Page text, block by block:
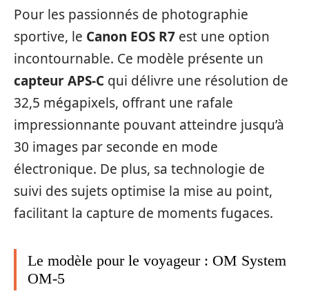
Pour les passionnés de photographie
sportive, le Canon EOS R7 est une option
incontournable. Ce modèle présente un
capteur APS-C qui délivre une résolution de
32,5 mégapixels, offrant une rafale
impressionnante pouvant atteindre jusqu’à
30 images par seconde en mode
électronique. De plus, sa technologie de
suivi des sujets optimise la mise au point,
facilitant la capture de moments fugaces.
Le modèle pour le voyageur : OM System
OM-5